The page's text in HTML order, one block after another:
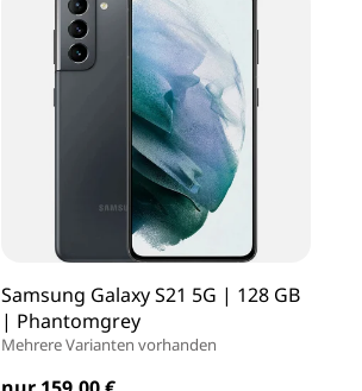
Samsung Galaxy S21 5G | 128 GB
| Phantomgrey
Mehrere Varianten vorhanden